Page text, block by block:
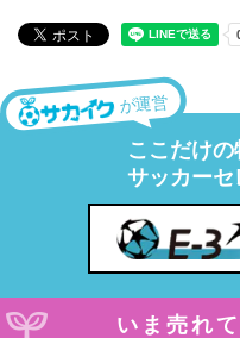
が運営
ここだけ
サッカーセ
いま売れ